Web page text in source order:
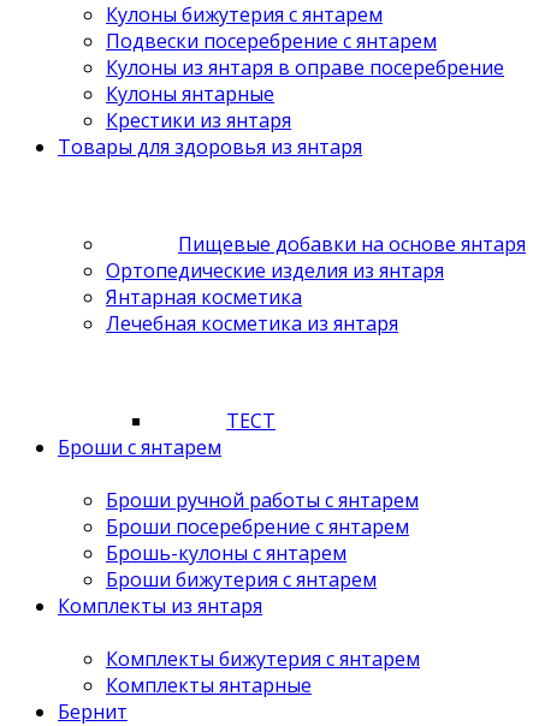
Кулоны бижутерия с янтарем
Подвески посеребрение с янтарем
Кулоны из янтаря в оправе посеребрение
Кулоны янтарные
Крестики из янтаря
Товары для здоровья из янтаря
Пищевые добавки на основе янтаря
Ортопедические изделия из янтаря
Янтарная косметика
Лечебная косметика из янтаря
ТЕСТ
Броши с янтарем
Броши ручной работы с янтарем
Броши посеребрение с янтарем
Брошь-кулоны с янтарем
Броши бижутерия с янтарем
Комплекты из янтаря
Комплекты бижутерия с янтарем
Комплекты янтарные
Бернит